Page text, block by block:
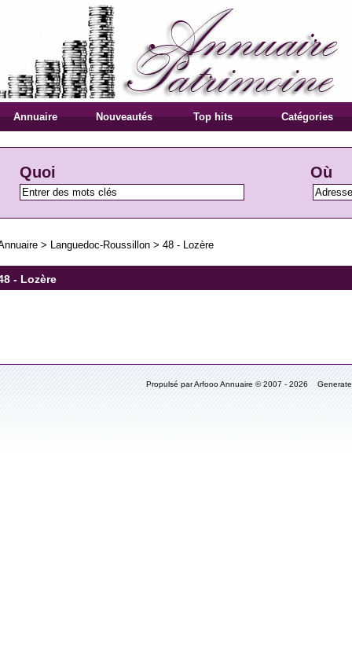
Annuaire Nouveautés Top hits Catégories
Quoi Où
> Languedoc-Roussillon > 48 - Lozère
- Lozère
Propulsé par Arfooo Annuaire © 2007 - 2026